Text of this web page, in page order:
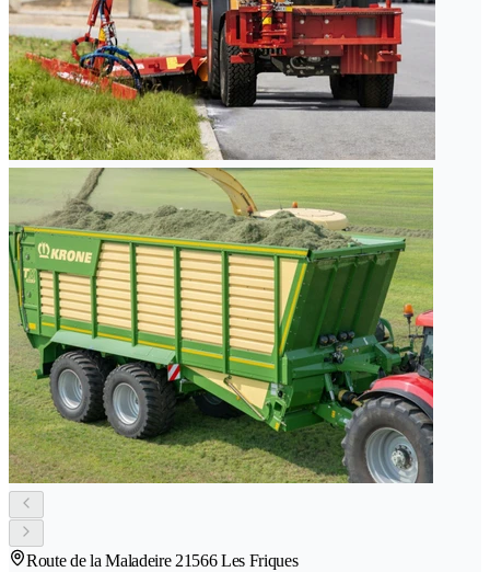
Route de la Maladeire 21566 Les Friques